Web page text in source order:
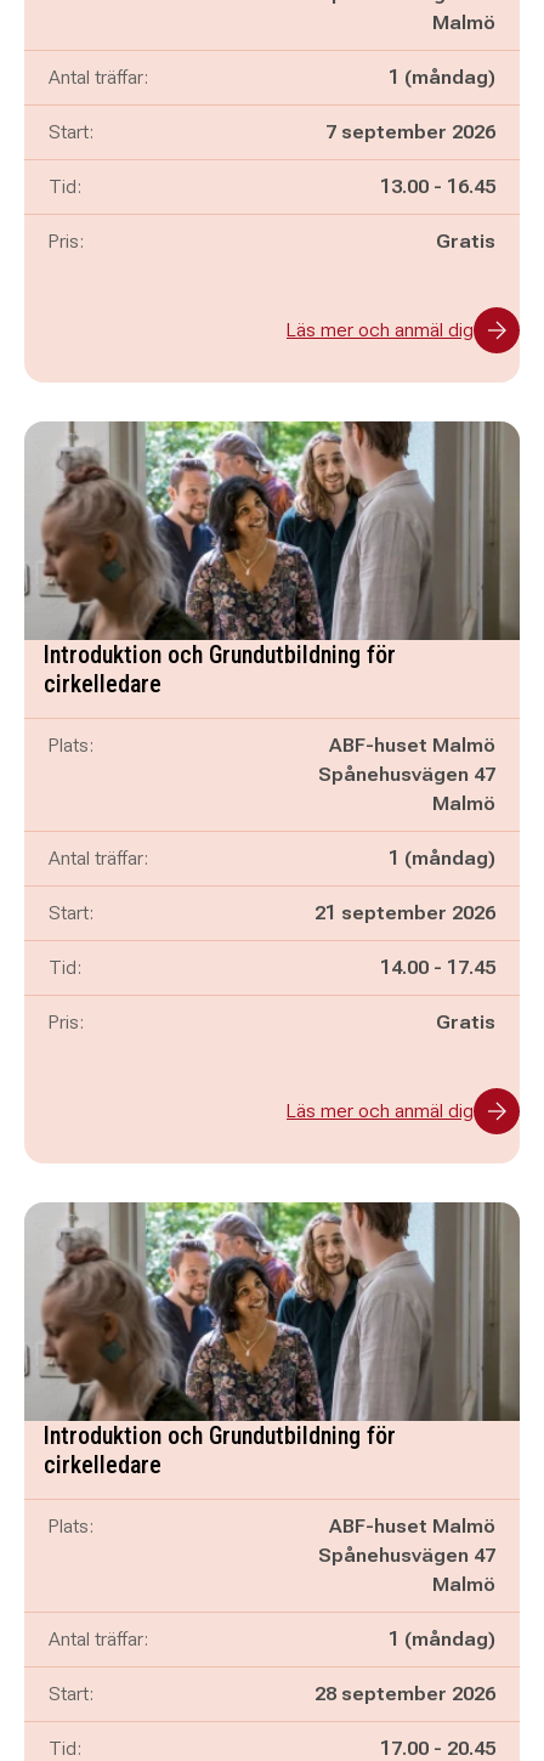
Malmö
Antal träffar: 1 (måndag)
Start: 7 september 2026
Tid: Pågår mellan
13.00 - och
16.45
Pris: Gratis
Läs mer och anmäl dig
Introduktion och Grundutbildning för
cirkelledare
Plats:
ABF-huset Malmö
Spånehusvägen 47
Malmö
Antal träffar: 1 (måndag)
Start: 21 september 2026
Tid: Pågår mellan
14.00 - och
17.45
Pris: Gratis
Läs mer och anmäl dig
Introduktion och Grundutbildning för
cirkelledare
Plats:
ABF-huset Malmö
Spånehusvägen 47
Malmö
Antal träffar: 1 (måndag)
Start: 28 september 2026
Tid: Pågår mellan
17.00 - och
20.45